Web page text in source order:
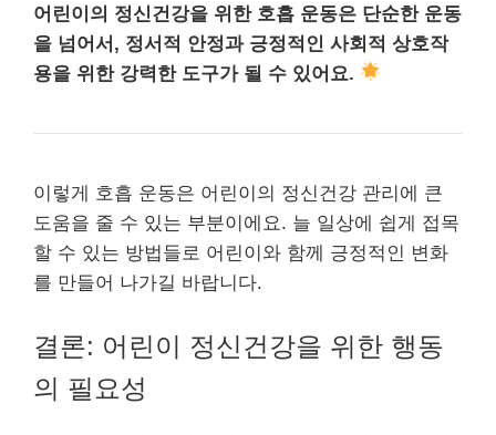
어린이의 정신건강을 위한 호흡 운동은 단순한 운동
을 넘어서, 정서적 안정과 긍정적인 사회적 상호작
용을 위한 강력한 도구가 될 수 있어요.
이렇게 호흡 운동은 어린이의 정신건강 관리에 큰
도움을 줄 수 있는 부분이에요. 늘 일상에 쉽게 접목
할 수 있는 방법들로 어린이와 함께 긍정적인 변화
를 만들어 나가길 바랍니다.
결론: 어린이 정신건강을 위한 행동
의 필요성